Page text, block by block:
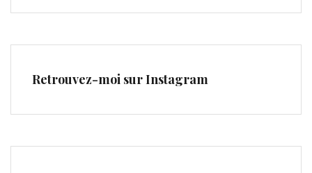
Retrouvez-moi sur Instagram